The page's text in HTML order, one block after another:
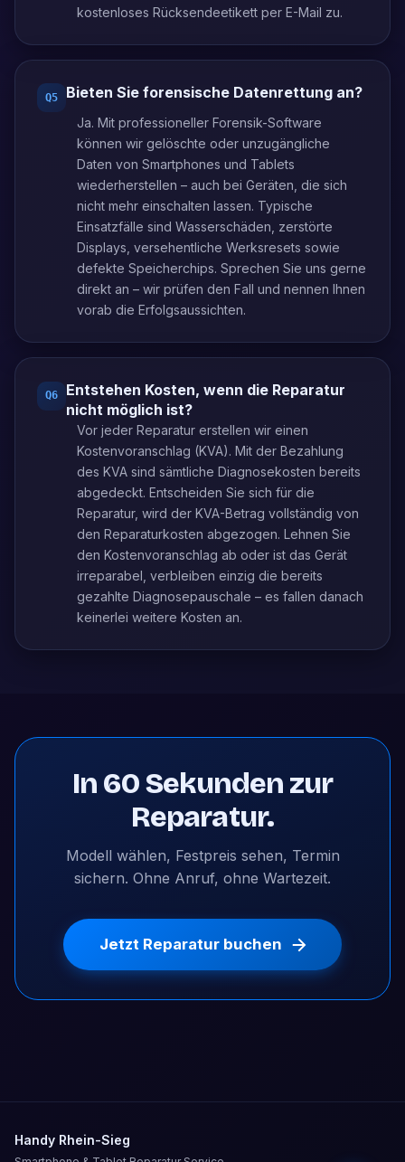
kostenloses Rücksendeetikett per E-Mail zu.
Q5 Bieten Sie forensische Datenrettung an?
Ja. Mit professioneller Forensik-Software
können wir gelöschte oder unzugängliche
Daten von Smartphones und Tablets
wiederherstellen – auch bei Geräten, die sich
nicht mehr einschalten lassen. Typische
Einsatzfälle sind Wasserschäden, zerstörte
Displays, versehentliche Werksresets sowie
defekte Speicherchips. Sprechen Sie uns gerne
direkt an – wir prüfen den Fall und nennen Ihnen
vorab die Erfolgsaussichten.
Q6
Entstehen Kosten, wenn die Reparatur
nicht möglich ist?
Vor jeder Reparatur erstellen wir einen
Kostenvoranschlag (KVA). Mit der Bezahlung
des KVA sind sämtliche Diagnosekosten bereits
abgedeckt. Entscheiden Sie sich für die
Reparatur, wird der KVA-Betrag vollständig von
den Reparaturkosten abgezogen. Lehnen Sie
den Kostenvoranschlag ab oder ist das Gerät
irreparabel, verbleiben einzig die bereits
gezahlte Diagnosepauschale – es fallen danach
keinerlei weitere Kosten an.
In 60 Sekunden zur
Reparatur.
Modell wählen, Festpreis sehen, Termin
sichern. Ohne Anruf, ohne Wartezeit.
Jetzt Reparatur buchen
Handy Rhein-Sieg